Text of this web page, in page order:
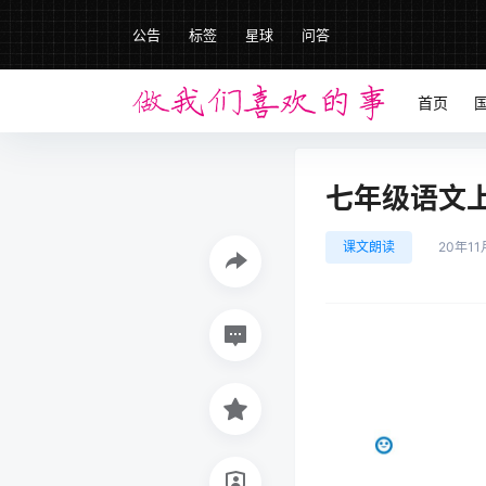
公告 标签 星球 问答
首页
七年级语文
课文朗读 20年11